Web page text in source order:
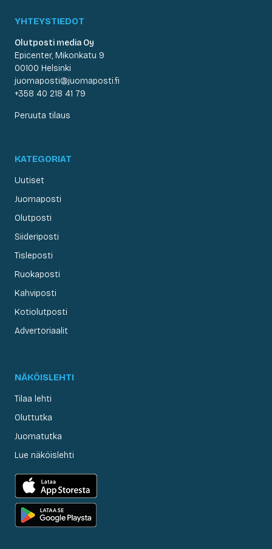
YHTEYSTIEDOT
Olutposti media Oy
Epicenter, Mikonkatu 9
00100 Helsinki
juomaposti@juomaposti.fi
+358 40 218 41 79
Peruuta tilaus
KATEGORIAT
Uutiset
Juomaposti
Olutposti
Siideriposti
Tisleposti
Ruokaposti
Kahviposti
Kotiolutposti
Advertoriaalit
NÄKÖISLEHTI
Tilaa lehti
Oluttutka
Juomatutka
Lue näköislehti